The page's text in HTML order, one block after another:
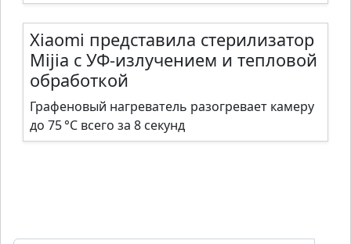
Xiaomi представила стерилизатор
Mijia с УФ-излучением и тепловой
обработкой
Графеновый нагреватель разогревает камеру
до 75 °C всего за 8 секунд